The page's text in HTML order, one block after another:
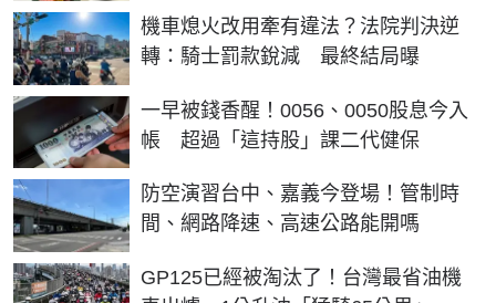
機車熄火改用牽有違法？法院判決逆
轉：騎士罰款銳減 最終結局曝
一早被錢香醒！0056、0050股息今入
帳 超過「這持股」課二代健保
防空演習台中、嘉義今登場！管制時
間、網路降速、高速公路能開嗎
GP125已經被淘汰了！台灣最省油機